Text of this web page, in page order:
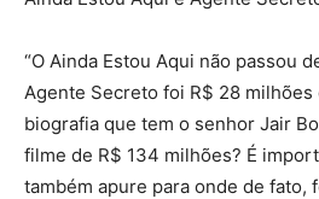
“O Ainda Estou Aqui não passou
Agente Secreto foi R$ 28 milhões
biografia que tem o senhor Jair
filme de R$ 134 milhões? É
também apure para onde de fato,